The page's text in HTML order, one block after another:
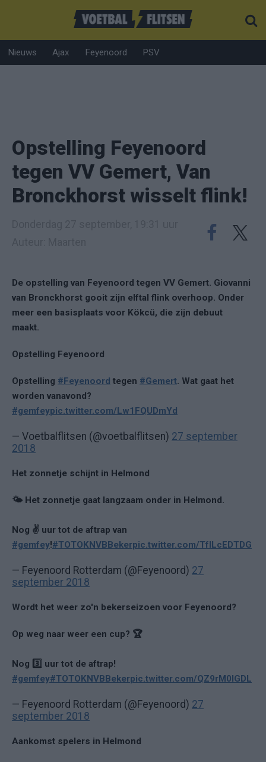
Nieuws Ajax Feyenoord PSV
Opstelling Feyenoord
tegen VV Gemert, Van
Bronckhorst wisselt flink!
De opstelling van Feyenoord tegen VV Gemert. Giovanni
van Bronckhorst gooit zijn elftal flink overhoop. Onder
meer een basisplaats voor Kökcü, die zijn debuut
maakt.
Opstelling Feyenoord
Opstelling #Feyenoord tegen #Gemert. Wat gaat het
worden vanavond?
#gemfeypic.twitter.com/Lw1FQUDmYd
— Voetbalflitsen (@voetbalflitsen) 27 september
2018
Het zonnetje schijnt in Helmond
🌤 Het zonnetje gaat langzaam onder in Helmond.
Nog ✌️ uur tot de aftrap van
#gemfey!#TOTOKNVBBekerpic.twitter.com/TfILcEDTDG
— Feyenoord Rotterdam (@Feyenoord) 27
september 2018
Wordt het weer zo'n bekerseizoen voor Feyenoord?
Op weg naar weer een cup? 🏆
Nog 3️⃣ uur tot de aftrap!
#gemfey#TOTOKNVBBekerpic.twitter.com/QZ9rM0lGDL
— Feyenoord Rotterdam (@Feyenoord) 27
september 2018
Aankomst spelers in Helmond